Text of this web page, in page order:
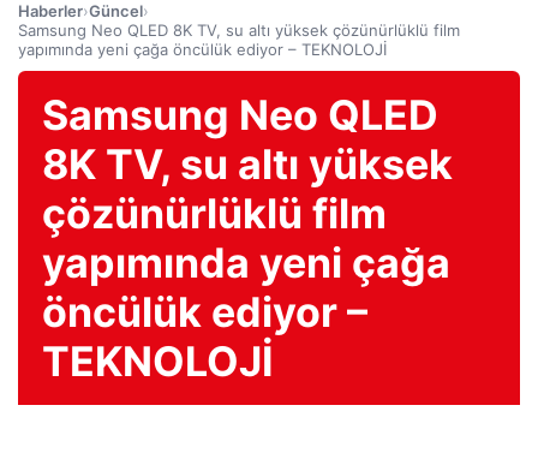
Haberler›Güncel›
Samsung Neo QLED 8K TV, su altı yüksek çözünürlüklü film
yapımında yeni çağa öncülük ediyor – TEKNOLOJİ
Samsung Neo QLED
8K TV, su altı yüksek
çözünürlüklü film
yapımında yeni çağa
öncülük ediyor –
TEKNOLOJİ